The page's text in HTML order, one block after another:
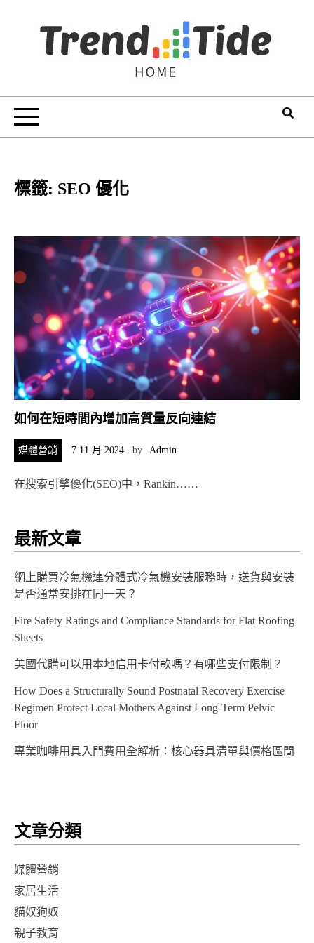
Trend Tide
標籤: SEO 優化
如何在短時間內增加高質量反向連結
媒體營銷 7 11 月 2024 by Admin
在搜索引擎優化(SEO)中，Rankin……
最新文章
網上購買冷氣機連分體式冷氣機安裝服務時，送貨與安裝
是否通常安排在同一天？
Fire Safety Ratings and Compliance Standards for Flat Roofing
Sheets
美國代購可以用本地信用卡付款嗎？有哪些支付限制？
How Does a Structurally Sound Postnatal Recovery Exercise
Regimen Protect Local Mothers Against Long-Term Pelvic
Floor
專業咖啡用具入門費用全解析：核心器具清單與價格區間
文章分類
媒體營銷
家居生活
貓奴狗奴
親子教育